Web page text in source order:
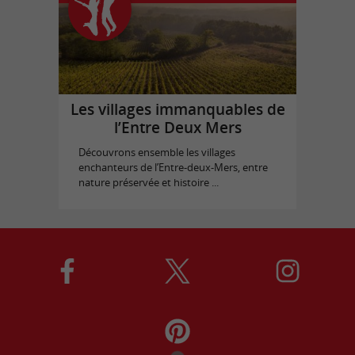
Les villages immanquables de
l’Entre Deux Mers
Découvrons ensemble les villages
enchanteurs de l’Entre-deux-Mers, entre
nature préservée et histoire ...